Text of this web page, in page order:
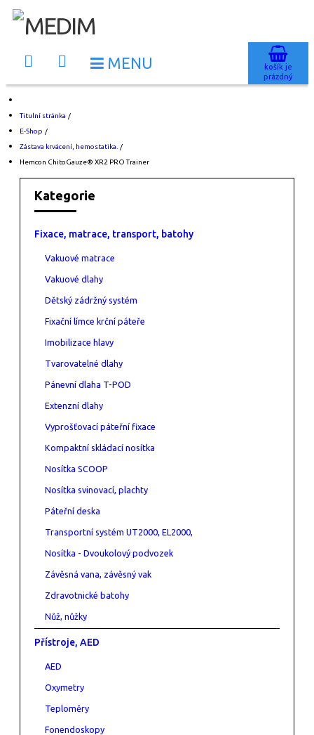
košík je
prázdný
Titulní stránka /
E-Shop /
Zástava krvácení, hemostatika.
/
Hemcon ChitoGauze® XR2 PRO Trainer
Kategorie
Fixace, matrace, transport, batohy
Vakuové matrace
Vakuové dlahy
Dětský zádržný systém
Fixační límce krční páteře
Imobilizace hlavy
Tvarovatelné dlahy
Pánevní dlaha T-POD
Extenzní dlahy
Vyprošťovací páteřní fixace
Kompaktní skládací nosítka
Nosítka SCOOP
Nosítka svinovací, plachty
Páteřní deska
Transportní systém UT2000, EL2000,
Nosítka - Dvoukolový podvozek
Závěsná vana, závěsný vak
Zdravotnické batohy
Nůž, nůžky
Přístroje, AED
AED
Oxymetry
Teploměry
Fonendoskopy